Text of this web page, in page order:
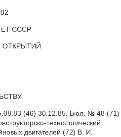
СССР
ОТКРЫТИЙ
(46) 30.12.85. Бюл. № 48 (71)
технологический
двигателей (72) В. И.